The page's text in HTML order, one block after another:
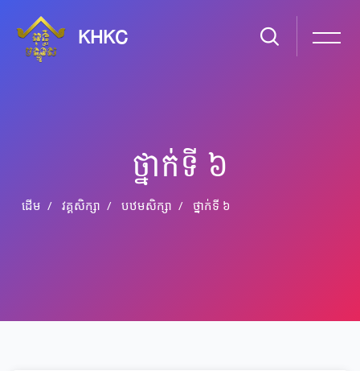
KHKC
ថ្នាក់​ទី ៦
ដើម វគ្គសិក្សា បឋមសិក្សា ថ្នាក់​ទី ៦